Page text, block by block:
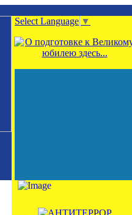
Select Language ▼